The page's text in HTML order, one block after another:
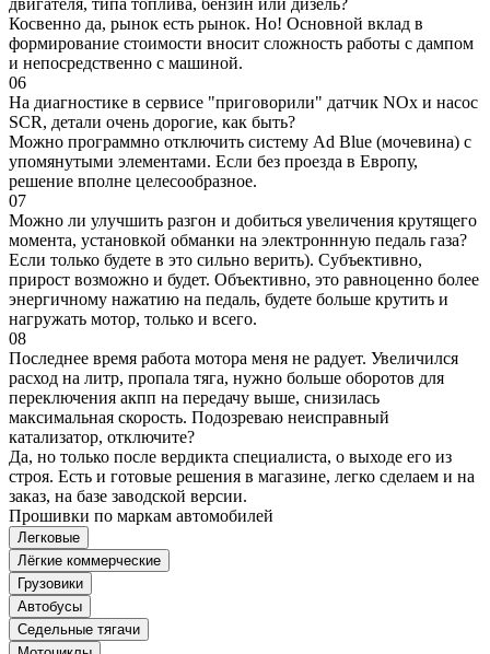
Косвенно да, рынок есть рынок. Но! Основной вклад в
формирование стоимости вносит сложность работы с дампом
и непосредственно с машиной.
06
На диагностике в сервисе "приговорили" датчик NOx и насос
SCR, детали очень дорогие, как быть?
Можно программно отключить систему Ad Blue (мочевина) с
упомянутыми элементами. Если без проезда в Европу,
решение вполне целесообразное.
07
Можно ли улучшить разгон и добиться увеличения крутящего
момента, установкой обманки на электроннную педаль газа?
Если только будете в это сильно верить). Субъективно,
прирост возможно и будет. Объективно, это равноценно более
энергичному нажатию на педаль, будете больше крутить и
нагружать мотор, только и всего.
08
Последнее время работа мотора меня не радует. Увеличился
расход на литр, пропала тяга, нужно больше оборотов для
переключения акпп на передачу выше, снизилась
максимальная скорость. Подозреваю неисправный
катализатор, отключите?
Да, но только после вердикта специалиста, о выходе его из
строя. Есть и готовые решения в магазине, легко сделаем и на
заказ, на базе заводской версии.
Прошивки по маркам автомобилей
Легковые
Лёгкие коммерческие
Грузовики
Автобусы
Седельные тягачи